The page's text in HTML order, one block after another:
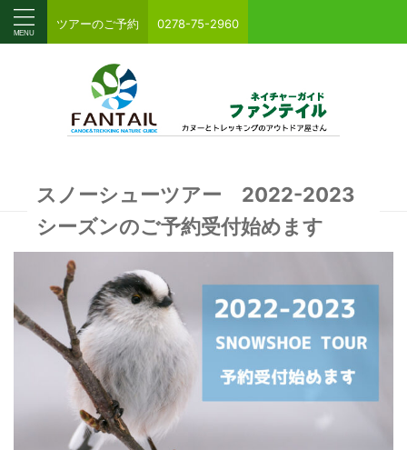
ツアーのご予約 0278-75-2960
スノーシューツアー 2022-2023
シーズンのご予約受付始めます